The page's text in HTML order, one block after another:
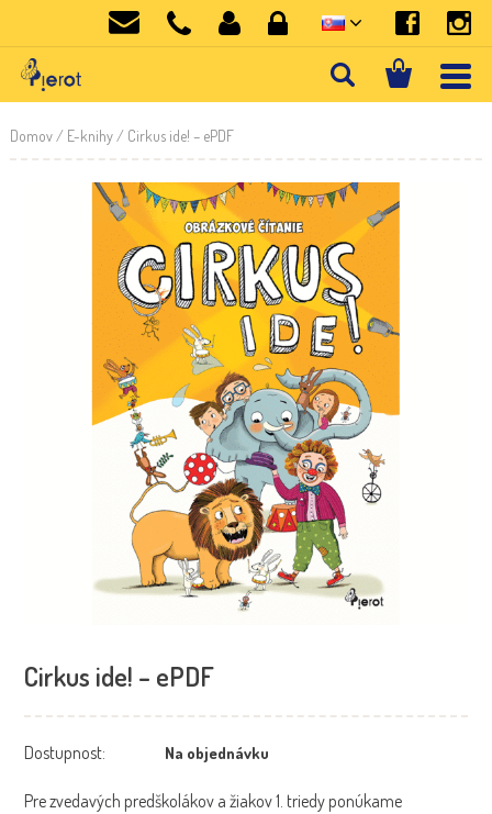
Domov/ E-knihy/ Cirkus ide! – ePDF
Cirkus ide! – ePDF
Dostupnost: Na objednávku
Pre zvedavých predškolákov a žiakov 1. triedy ponúkame